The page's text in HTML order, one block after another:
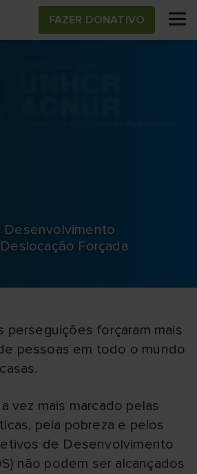
FAZER DONATIVO
Desenvolvimento
Forçada
perseguições forçaram mais
pessoas em todo o mundo
vez mais marcado pelas
pela pobreza e pelos
de Desenvolvimento
não podem ser alcançados